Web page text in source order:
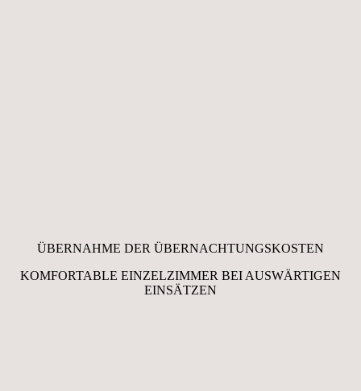
ÜBERNAHME DER ÜBERNACHTUNGS­­­KOSTEN
KOMFORTABLE EINZELZIMMER BEI AUSWÄRTIGEN
EINSÄTZEN